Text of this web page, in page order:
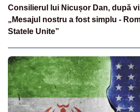
Consilierul lui Nicușor Dan, după
„Mesajul nostru a fost simplu -
Statele Unite”